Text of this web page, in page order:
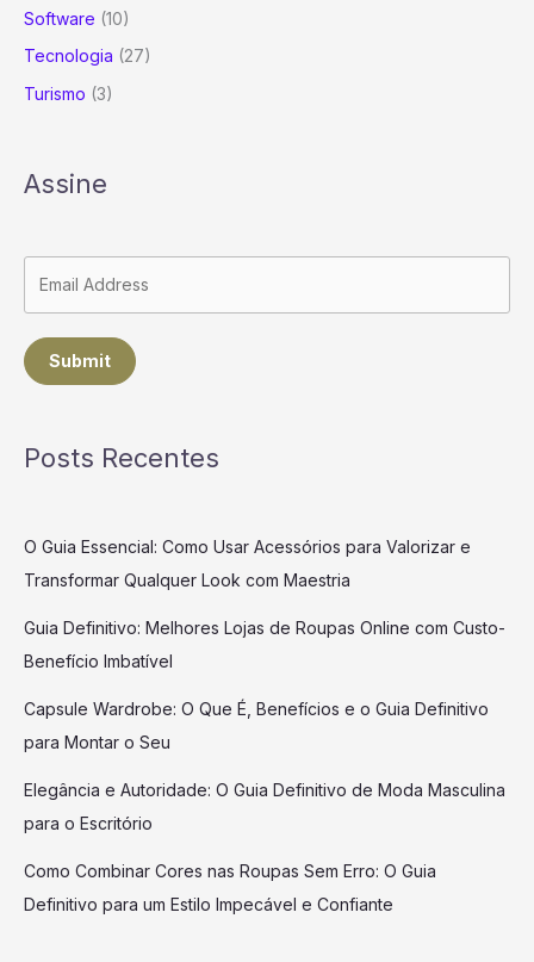
Software (10)
Tecnologia (27)
Turismo (3)
Assine
Submit
Posts Recentes
O Guia Essencial: Como Usar Acessórios para Valorizar e
Transformar Qualquer Look com Maestria
Guia Definitivo: Melhores Lojas de Roupas Online com Custo-
Benefício Imbatível
Capsule Wardrobe: O Que É, Benefícios e o Guia Definitivo
para Montar o Seu
Elegância e Autoridade: O Guia Definitivo de Moda Masculina
para o Escritório
Como Combinar Cores nas Roupas Sem Erro: O Guia
Definitivo para um Estilo Impecável e Confiante